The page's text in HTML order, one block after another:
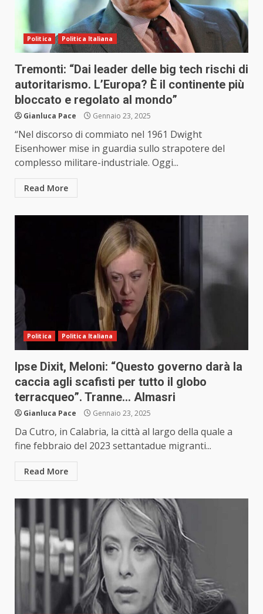
Politica Politica Italiana
Tremonti: “Dai leader delle big tech rischi di
autoritarismo. L’Europa? È il continente più
bloccato e regolato al mondo”
Gianluca Pace Gennaio 23, 2025
“Nel discorso di commiato nel 1961 Dwight
Eisenhower mise in guardia sullo strapotere del
complesso militare-industriale. Oggi...
Read More
Politica Politica Italiana
Ipse Dixit, Meloni: “Questo governo darà la
caccia agli scafisti per tutto il globo
terracqueo”. Tranne… Almasri
Gianluca Pace Gennaio 23, 2025
Da Cutro, in Calabria, la città al largo della quale a
fine febbraio del 2023 settantadue migranti...
Read More